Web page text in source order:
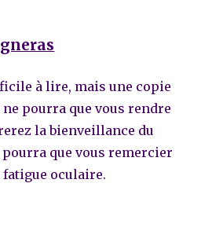
à lire, mais une copie
pourra que vous rendre
la bienveillance du
que vous remercier
fatigue oculaire.